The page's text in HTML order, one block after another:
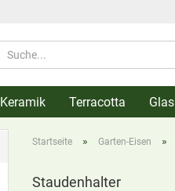
Keramik Terracotta Glas
Startseite » Garten-Eisen »
Staudenhalter